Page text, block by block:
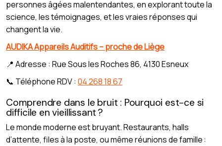
personnes âgées malentendantes, en explorant toute la
science, les témoignages, et les vraies réponses qui
changent la vie.
AUDIKA Appareils Auditifs – proche de Liège
📍 Adresse : Rue Sous les Roches 86, 4130 Esneux
📞 Téléphone RDV : 04 268 18 67
Comprendre dans le bruit : Pourquoi est-ce si
difficile en vieillissant ?
Le monde moderne est bruyant. Restaurants, halls
d’attente, files à la poste, ou même réunions de famille :